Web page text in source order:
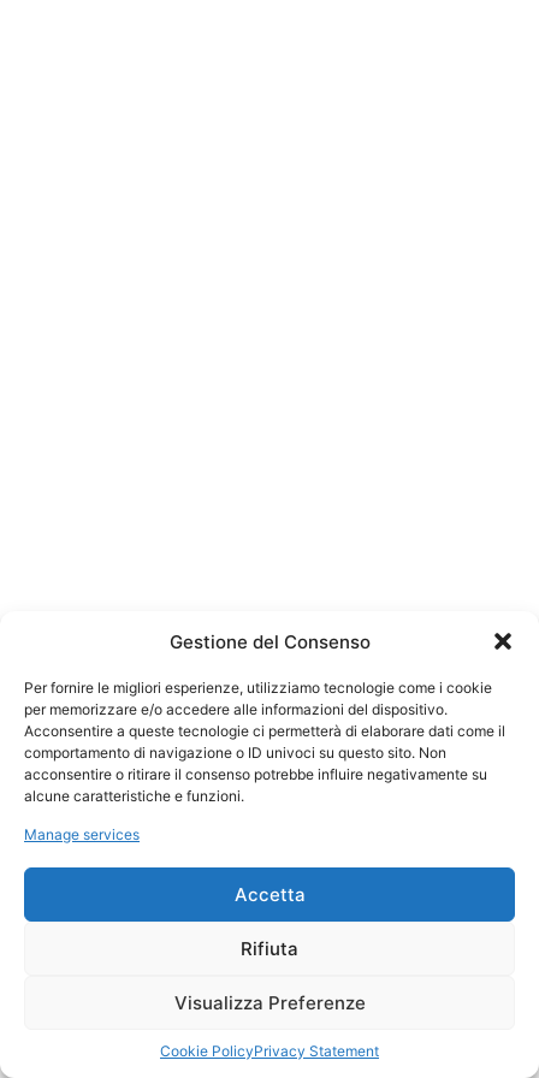
Gestione del Consenso
Per fornire le migliori esperienze, utilizziamo tecnologie come i cookie
per memorizzare e/o accedere alle informazioni del dispositivo.
Acconsentire a queste tecnologie ci permetterà di elaborare dati come il
comportamento di navigazione o ID univoci su questo sito. Non
acconsentire o ritirare il consenso potrebbe influire negativamente su
alcune caratteristiche e funzioni.
Manage services
Accetta
Rifiuta
Visualizza Preferenze
Cookie PolicyPrivacy Statement